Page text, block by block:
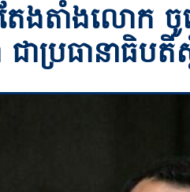
ែងតាំងលោក
ាប្រធានាធិបតី